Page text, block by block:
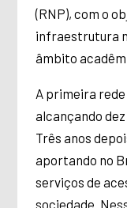
(RNP), com o
infraestrutura
âmbito
A primeira
alcançando
Três anos
aportando no
serviços de
sociedade.